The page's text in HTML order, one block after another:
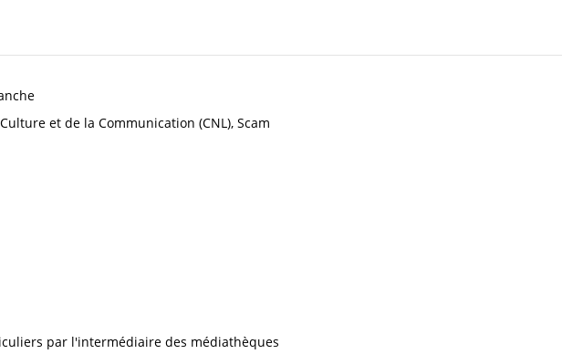
et de la Communication (CNL), Scam
par l'intermédiaire des médiathèques